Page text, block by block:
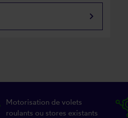
keyboard_arrow_right
Motorisation de volets
roulants ou stores existants